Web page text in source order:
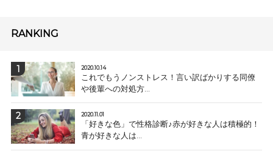
RANKING
2020.10.14
これでもうノンストレス！言い訳ばかりする同僚
や後輩への対処方...
2020.11.01
「好きな色」で性格診断♪赤が好きな人は積極的！
青が好きな人は...